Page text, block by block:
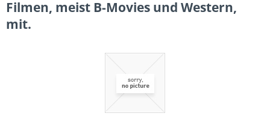
Filmen, meist B-Movies und Western,
mit.